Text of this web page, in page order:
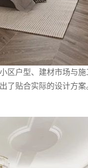
区户型、建材市场与
了贴合实际的设计方案